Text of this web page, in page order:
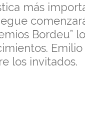
más
Bordeu”
los invitados.